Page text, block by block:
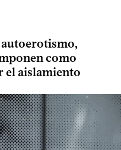
autoerotismo,
como
el aislamiento